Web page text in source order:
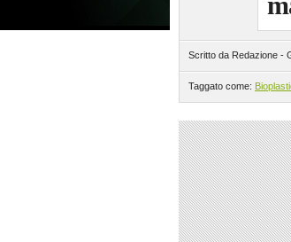
Scritto da Redazione -
Taggato come: